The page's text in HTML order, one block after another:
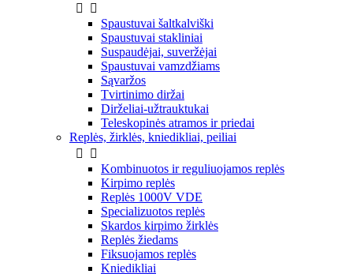


Spaustuvai šaltkalviški
Spaustuvai stakliniai
Suspaudėjai, suveržėjai
Spaustuvai vamzdžiams
Sąvaržos
Tvirtinimo diržai
Dirželiai-užtrauktukai
Teleskopinės atramos ir priedai
Replės, žirklės, kniedikliai, peiliai


Kombinuotos ir reguliuojamos replės
Kirpimo replės
Replės 1000V VDE
Specializuotos replės
Skardos kirpimo žirklės
Replės žiedams
Fiksuojamos replės
Kniedikliai